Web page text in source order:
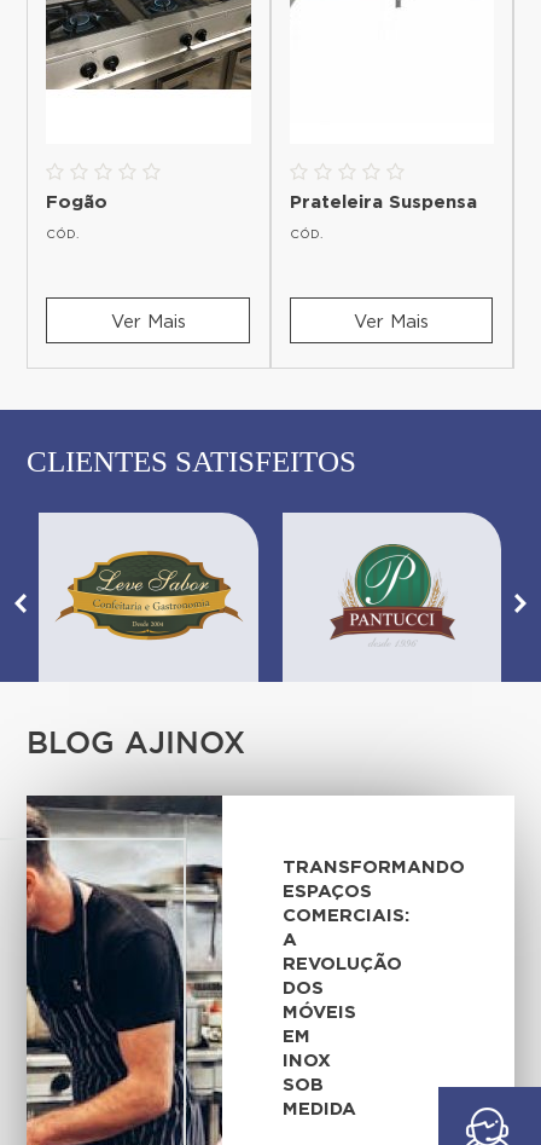
Fogão
CÓD.
Ver Mais
Prateleira Suspensa
CÓD.
Ver Mais
CLIENTES SATISFEITOS
BLOG AJINOX
TRANSFORMANDO
ESPAÇOS
COMERCIAIS:
A
REVOLUÇÃO
DOS
MÓVEIS
EM
INOX
SOB
MEDIDA